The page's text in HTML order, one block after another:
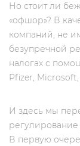
Но стоит ли
«офшор»? В
компаний, не
безупречной
налогах с
Pfizer,
И здесь мы
В первую